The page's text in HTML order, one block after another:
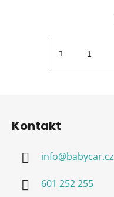
Kontakt
info@babycar.cz
601 252 255